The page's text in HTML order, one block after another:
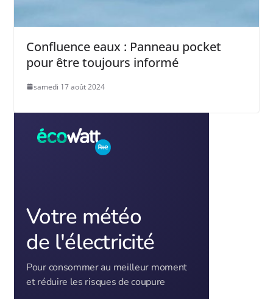
Confluence eaux : Panneau pocket
pour être toujours informé
samedi 17 août 2024